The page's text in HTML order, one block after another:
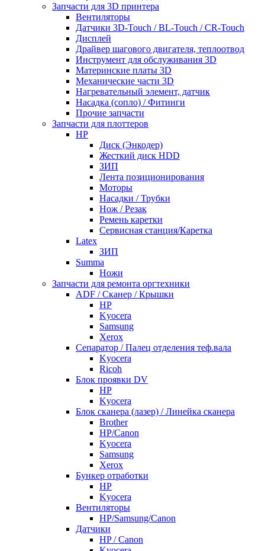
Запчасти для 3D принтера
Вентиляторы
Датчики 3D-Touch / BL-Touch / CR-Touch
Дисплей
Драйвер шагового двигателя, теплоотвод
Инструмент для обслуживания 3D
Материнские платы 3D
Механические части 3D
Нагревательный элемент, датчик
Насадка (сопло) / Фитинги
Прочие запчасти
Запчасти для плоттеров
HP
Диск (Энкодер)
Жесткий диск HDD
ЗИП
Лента позиционирования
Моторы
Насадки / Трубки
Нож / Резак
Ремень каретки
Сервисная станция/Каретка
Latex
ЗИП
Summa
Ножи
Запчасти для ремонта оргтехники
ADF / Сканер / Крышки
HP
Kyocera
Samsung
Xerox
Cепаратор / Палец отделения теф.вала
Kyocera
Ricoh
Блок проявки DV
HP
Kyocera
Блок сканера (лазер) / Линейка сканера
Brother
HP/Canon
Kyocera
Samsung
Xerox
Бункер отработки
HP
Kyocera
Вентиляторы
HP/Samsung/Canon
Датчики
HP / Canon